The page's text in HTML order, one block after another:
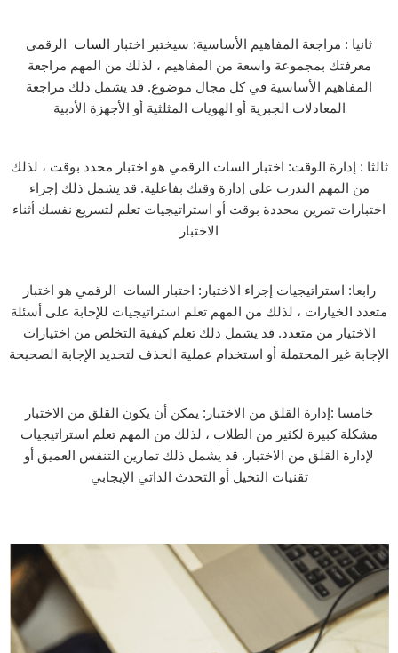
ثانيا : مراجعة المفاهيم الأساسية: سيختبر اختبار السات الرقمي
معرفتك بمجموعة واسعة من المفاهيم ، لذلك من المهم مراجعة
المفاهيم الأساسية في كل مجال موضوع. قد يشمل ذلك مراجعة
المعادلات الجبرية أو الهويات المثلثية أو الأجهزة الأدبية
ثالثا : إدارة الوقت: اختبار السات الرقمي هو اختبار محدد بوقت ، لذلك
من المهم التدرب على إدارة وقتك بفاعلية. قد يشمل ذلك إجراء
اختبارات تمرين محددة بوقت أو استراتيجيات تعلم لتسريع نفسك أثناء
الاختبار
رابعا: استراتيجيات إجراء الاختبار: اختبار السات الرقمي هو اختبار
متعدد الخيارات ، لذلك من المهم تعلم استراتيجيات للإجابة على أسئلة
الاختيار من متعدد. قد يشمل ذلك تعلم كيفية التخلص من اختيارات
الإجابة غير المحتملة أو استخدام عملية الحذف لتحديد الإجابة الصحيحة
خامسا :إدارة القلق من الاختبار: يمكن أن يكون القلق من الاختبار
مشكلة كبيرة لكثير من الطلاب ، لذلك من المهم تعلم استراتيجيات
لإدارة القلق من الاختبار. قد يشمل ذلك تمارين التنفس العميق أو
تقنيات التخيل أو التحدث الذاتي الإيجابي